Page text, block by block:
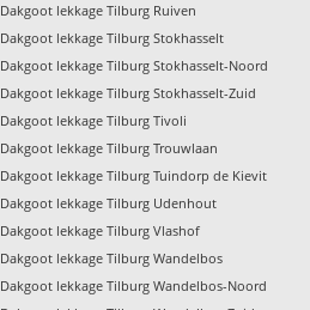
Dakgoot lekkage Tilburg Ruiven
Dakgoot lekkage Tilburg Stokhasselt
Dakgoot lekkage Tilburg Stokhasselt-Noord
Dakgoot lekkage Tilburg Stokhasselt-Zuid
Dakgoot lekkage Tilburg Tivoli
Dakgoot lekkage Tilburg Trouwlaan
Dakgoot lekkage Tilburg Tuindorp de Kievit
Dakgoot lekkage Tilburg Udenhout
Dakgoot lekkage Tilburg Vlashof
Dakgoot lekkage Tilburg Wandelbos
Dakgoot lekkage Tilburg Wandelbos-Noord